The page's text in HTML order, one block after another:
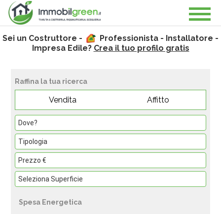
Sei un Costruttore -
Professionista - Installatore -
Impresa Edile? Crea il tuo profilo gratis
Raffina la tua ricerca
Vendita Affitto
Spesa Energetica